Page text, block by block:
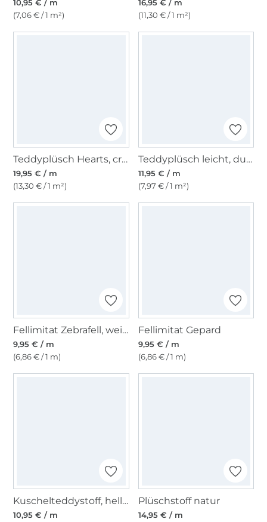
10,95 € / m
(7,06 € / 1 m²)
16,95 € / m
(11,30 € / 1 m²)
Teddyplüsch Hearts, creme- weinrot
19,95 € / m
(13,30 € / 1 m²)
Teddyplüsch leicht, dunkelgrau
11,95 € / m
(7,97 € / 1 m²)
Fellimitat Zebrafell, weiss
9,95 € / m
(6,86 € / 1 m)
Fellimitat Gepard
9,95 € / m
(6,86 € / 1 m)
Kuschelteddystoff, hellbraun
10,95 € / m
Plüschstoff natur
14,95 € / m